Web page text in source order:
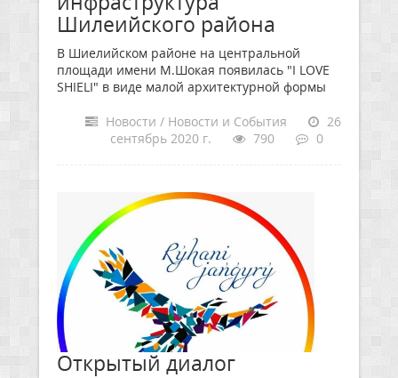
Шилеийского района
В Шиелийском районе на центральной
площади имени М.Шокая появилась "I LOVE
SHIELI" в виде малой архитектурной формы
Новости / Новости и События
26
сентябрь 2020 г.
790 0
Открытый диалог